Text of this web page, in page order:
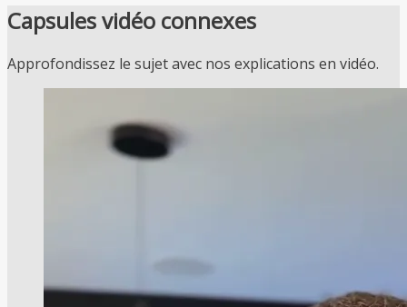
Capsules vidéo connexes
Approfondissez le sujet avec nos explications en vidéo.